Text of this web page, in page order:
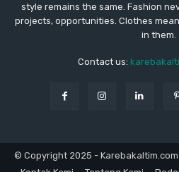
style remains the same. Fashion
projects, opportunities. Clothes
in them.
Contact us:
© Copyright 2025 - Karebakaltim.com